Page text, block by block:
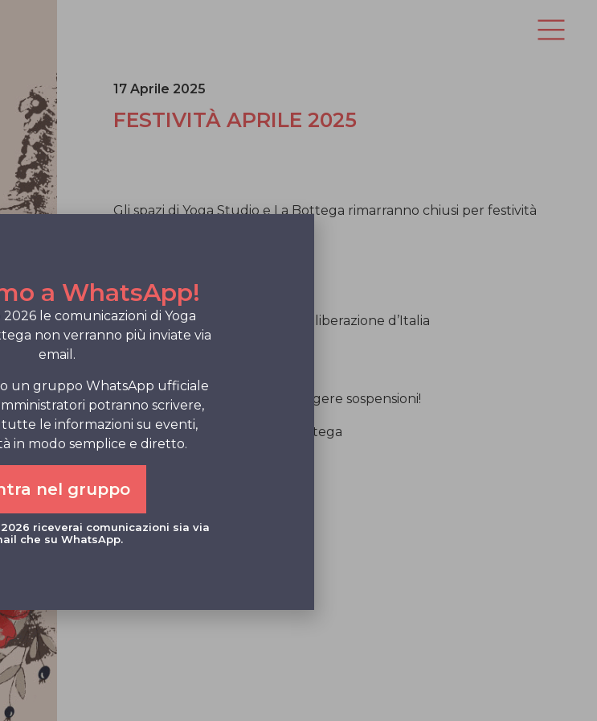
17 Aprile 2025
FESTIVITÀ APRILE 2025
Gli spazi di Yoga Studio e La Bottega rimarranno chiusi per festività
19/20/21 aprile
25/26 aprile, anniversario della liberazione d’Italia
A tutti l’augurio di serene e leggere sospensioni!
Lo Staff di Yoga Studio e La Bottega
a WhatsApp!
2026 le comunicazioni di Yoga
non verranno più inviate via
email.
un gruppo WhatsApp ufficiale
potranno scrivere,
tutte le informazioni su eventi,
in modo semplice e diretto.
nel gruppo
2026 riceverai comunicazioni sia via
che su WhatsApp.